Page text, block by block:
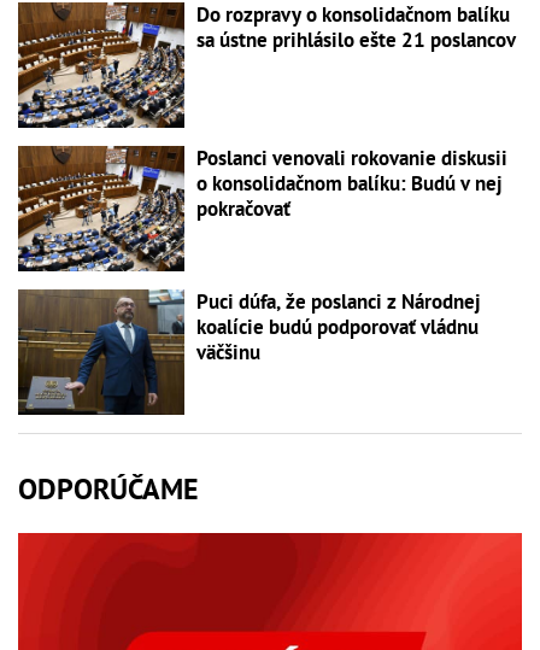
Do rozpravy o konsolidačnom balíku
sa ústne prihlásilo ešte 21 poslancov
Poslanci venovali rokovanie diskusii
o konsolidačnom balíku: Budú v nej
pokračovať
Puci dúfa, že poslanci z Národnej
koalície budú podporovať vládnu
väčšinu
ODPORÚČAME